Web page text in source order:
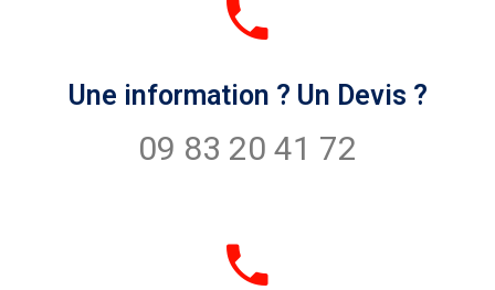
Une information ? Un Devis ?
09 83 20 41 72